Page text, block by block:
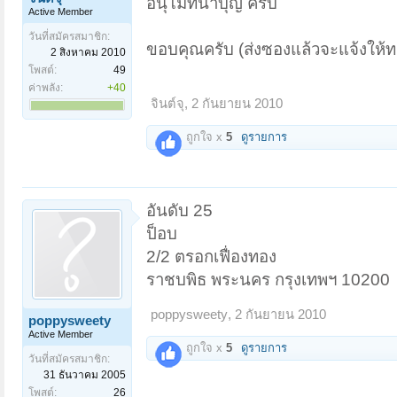
Active Member
วันที่สมัครสมาชิก:
2 สิงหาคม 2010
โพสต์:
49
ค่าพลัง:
+40
ขอบคุณครับ (ส่งซองแล้วจะแจ้งให้
จินต์จุ, 2 กันยายน 2010
ถูกใจ x 5 ดูรายการ
poppysweety
Active Member
วันที่สมัครสมาชิก:
31 ธันวาคม 2005
โพสต์:
26
อันดับ 25
ป็อบ
2/2 ตรอกเฟื่องทอง
ราชบพิธ พระนคร กรุงเทพฯ 10200
poppysweety, 2 กันยายน 2010
ถูกใจ x 5 ดูรายการ